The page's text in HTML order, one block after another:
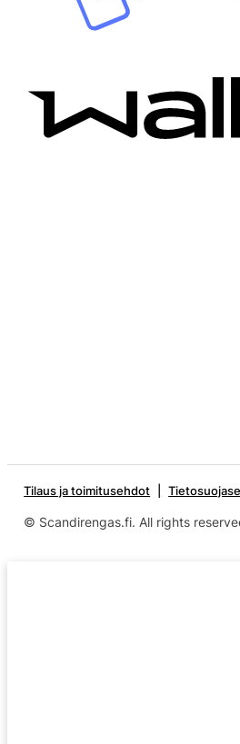
Tilaus ja toimitusehdot
© Scandirengas.fi. All rights